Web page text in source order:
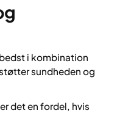
i kombination
sundheden og
det en fordel, hvis